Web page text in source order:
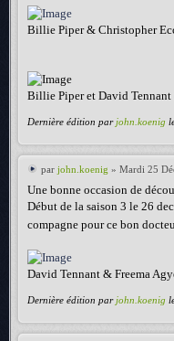
Billie Piper & Christopher
Billie Piper et David Tennant
Dernière édition par john.koenig
par john.koenig » Mardi 25
Une bonne occasion de
Début de la saison 3 le 26
compagne pour ce bon
David Tennant & Freema
Dernière édition par john.koenig